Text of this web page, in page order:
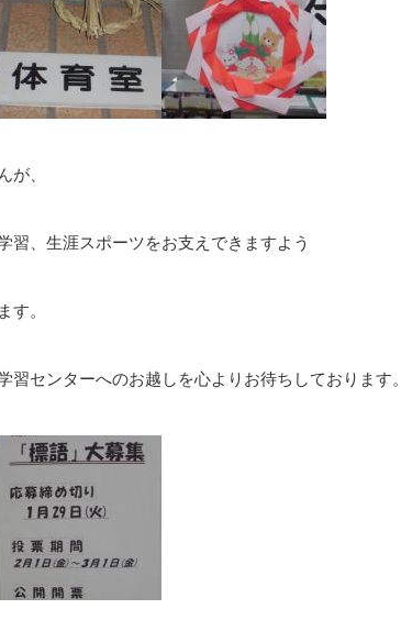
が、
習、生涯スポーツをお支えできますよう
す。
習センターへのお越しを心よりお待ちしております。